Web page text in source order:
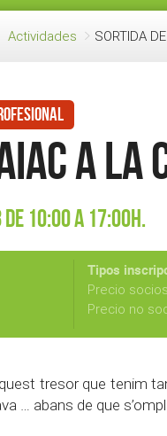
Actividades SORTIDA
A LA
10:00 a 17:00h.
Tipos
Precio
Precio no
tresor que tenim
… abans de que